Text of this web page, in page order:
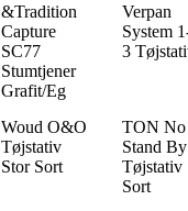
&Tradition
Capture
SC77
Stumtjener
Grafit/Eg
Verpan
System
3
Woud O&O
Tøjstativ
Stor Sort
TON No
Stand By
Tøjstativ
Sort